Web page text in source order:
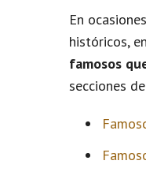
En
históricos,
famosos
secciones